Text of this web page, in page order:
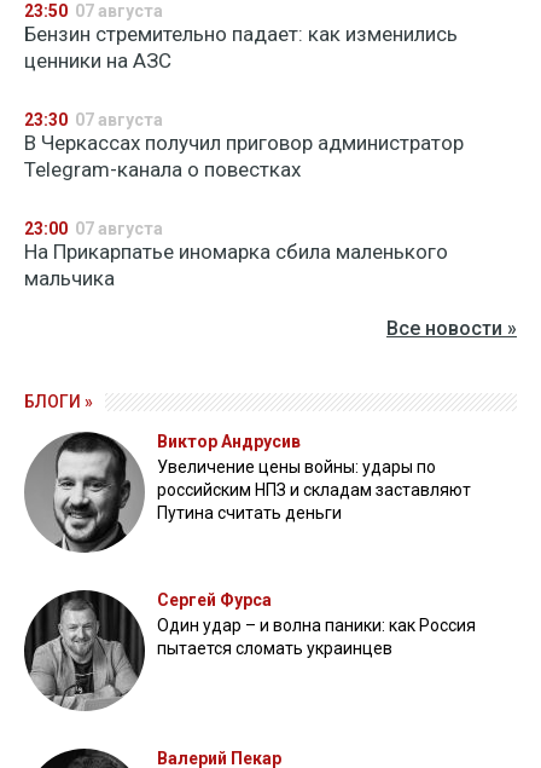
23:50 07 августа
Бензин стремительно падает: как изменились
ценники на АЗС
23:30 07 августа
В Черкассах получил приговор администратор
Telegram-канала о повестках
23:00 07 августа
На Прикарпатье иномарка сбила маленького
мальчика
Все новости »
БЛОГИ »
Виктор Андрусив
Увеличение цены войны: удары по
российским НПЗ и складам заставляют
Путина считать деньги
Сергей Фурса
Один удар – и волна паники: как Россия
пытается сломать украинцев
Валерий Пекар